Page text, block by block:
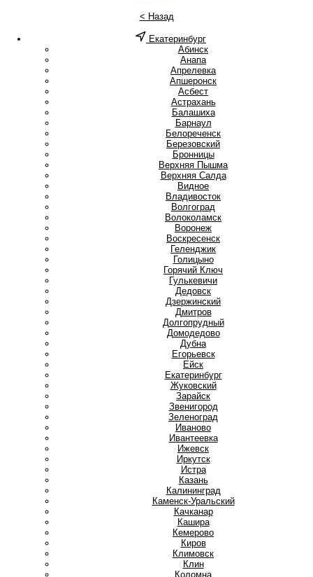
< Назад
Екатеринбург
Абинск
Анапа
Апрелевка
Апшеронск
Асбест
Астрахань
Балашиха
Барнаул
Белореченск
Березовский
Бронницы
Верхняя Пышма
Верхняя Салда
Видное
Владивосток
Волгоград
Волоколамск
Воронеж
Воскресенск
Геленджик
Голицыно
Горячий Ключ
Гулькевичи
Дедовск
Дзержинский
Дмитров
Долгопрудный
Домодедово
Дубна
Егорьевск
Ейск
Екатеринбург
Жуковский
Зарайск
Звенигород
Зеленоград
Иваново
Ивантеевка
Ижевск
Иркутск
Истра
Казань
Калининград
Каменск-Уральский
Качканар
Кашира
Кемерово
Киров
Климовск
Клин
Коломна